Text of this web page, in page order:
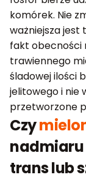
komórek. Nie
ważniejsza jest
fakt obecności
trawiennego
śladowej ilości
jelitowego i nie
przetworzone
Czy
nadmiaru
trans lub